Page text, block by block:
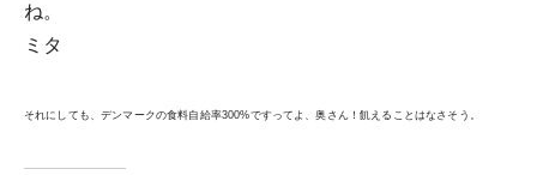
ね。
ミタ
それにしても、デンマークの食料自給率300%ですってよ、奥さん！飢えることはなさそう。